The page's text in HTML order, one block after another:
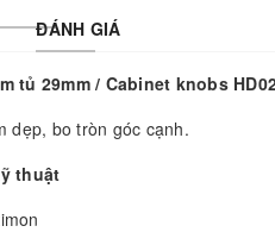
ĐÁNH GIÁ
tủ 29mm / Cabinet knobs
dẹp, bo tròn góc cạnh.
thuật